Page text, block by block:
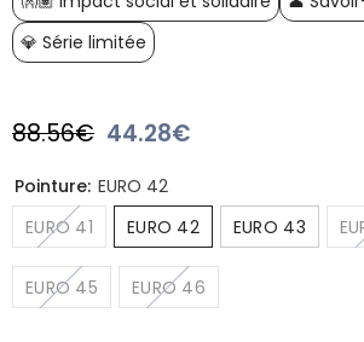
💎 Série limitée
Prix
88.56€ Prix
44.28€
Pointure: EURO 42
EURO 41
EURO 42 EURO 43
EURO 45 EURO 46